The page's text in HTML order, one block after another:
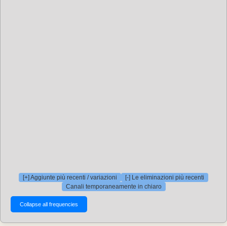
[+] Aggiunte più recenti / variazioni
[-] Le eliminazioni più recenti
Canali temporaneamente in chiaro